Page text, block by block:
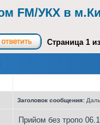
FM/УКХ в
Страница 1 из
Заголовок сообщения:
Прийом без тропо